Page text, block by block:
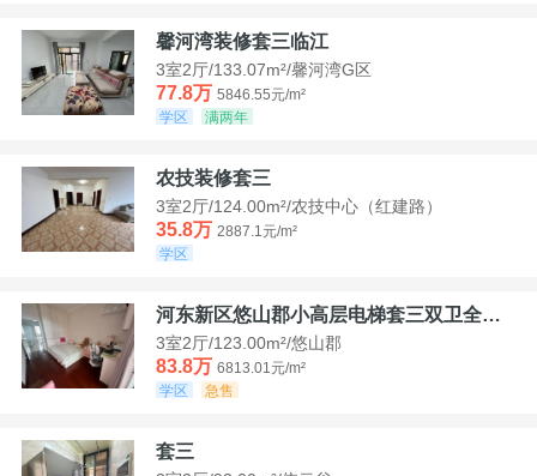
馨河湾装修套三临江
3室2厅/133.07m²/馨河湾G区
77.8万 5846.55元/m²
学区
满两年
农技装修套三
3室2厅/124.00m²/农技中心（红建路）
35.8万 2887.1元/m²
学区
河东新区悠山郡小高层电梯套三双卫全装带家具家电
3室2厅/123.00m²/悠山郡
83.8万 6813.01元/m²
学区
急售
套三